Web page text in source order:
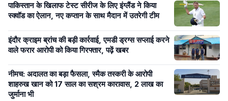
पाकिस्तान के खिलाफ टेस्ट सीरीज के लिए इंग्लैंड ने किया
स्क्वॉड का ऐलान, नए कप्तान के साथ मैदान में उतरेगी टीम
इंदौर क्राइम ब्रांच की बड़ी कार्रवाई, एमडी ड्रग्स सप्लाई करने
वाले फरार आरोपी को किया गिरफ्तार, पढ़ें खबर
नीमच: अदालत का बड़ा फैसला, स्मैक तस्करी के आरोपी
शाहरुख खान को 17 साल का सश्रम कारावास, 2 लाख का
जुर्माना भी